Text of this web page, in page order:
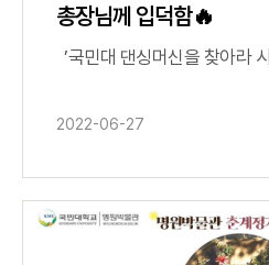
총장님께 입덕함🔥
2022-06-27